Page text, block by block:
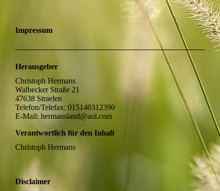
Impressum
Herausgeber
Christoph Hermans
Walbecker Straße 21
47638 Straelen
Telefon/Telefax: 015140312390
E-Mail: hermansland@aol.com
Verantwortlich für den Inhalt
Christoph Hermans
Disclaimer